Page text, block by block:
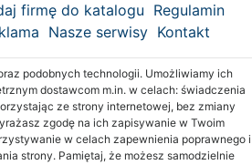
firmę do katalogu Regulamin
Nasze serwisy Kontakt
podobnych technologii. Umożliwiamy ich
dostawcom m.in. w celach: świadczenia
ze strony internetowej, bez zmiany
zgodę na ich zapisywanie w Twoim
w celach zapewnienia poprawnego i
strony. Pamiętaj, że możesz samodzielnie